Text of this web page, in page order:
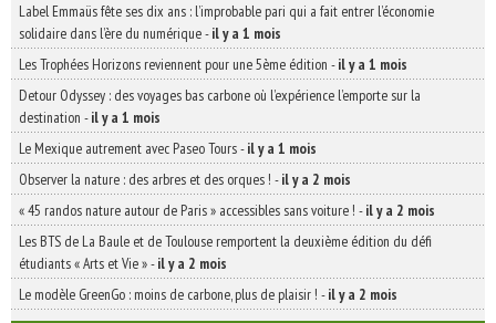
Label Emmaüs fête ses dix ans : l’improbable pari qui a fait entrer l’économie
solidaire dans l’ère du numérique-il y a 1 mois
Les Trophées Horizons reviennent pour une 5ème édition -il y a 1 mois
Detour Odyssey : des voyages bas carbone où l’expérience l’emporte sur la
destination -il y a 1 mois
Le Mexique autrement avec Paseo Tours-il y a 1 mois
Observer la nature : des arbres et des orques ! -il y a 2 mois
« 45 randos nature autour de Paris » accessibles sans voiture ! -il y a 2 mois
Les BTS de La Baule et de Toulouse remportent la deuxième édition du défi
étudiants « Arts et Vie »-il y a 2 mois
Le modèle GreenGo : moins de carbone, plus de plaisir ! -il y a 2 mois